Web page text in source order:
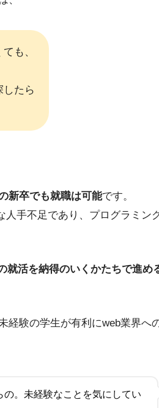
も、
したら
新卒でも就職は可能です。
手不足であり、プログラミン
就活を納得のいくかたちで進め
経験の学生が有利にweb業界へ
。未経験なことを気にしてい